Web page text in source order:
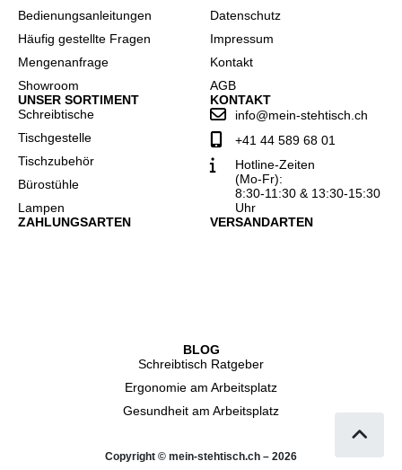
Bedienungsanleitungen
Häufig gestellte Fragen
Mengenanfrage
Showroom
Datenschutz
Impressum
Kontakt
AGB
UNSER SORTIMENT
Schreibtische
Tischgestelle
Tischzubehör
Bürostühle
Lampen
KONTAKT
info@mein-stehtisch.ch
+41 44 589 68 01
Hotline-Zeiten
(Mo-Fr):
8:30-11:30 & 13:30-15:30
Uhr
ZAHLUNGSARTEN
VERSANDARTEN
BLOG
Schreibtisch Ratgeber
Ergonomie am Arbeitsplatz
Gesundheit am Arbeitsplatz
Copyright © mein-stehtisch.ch – 2026